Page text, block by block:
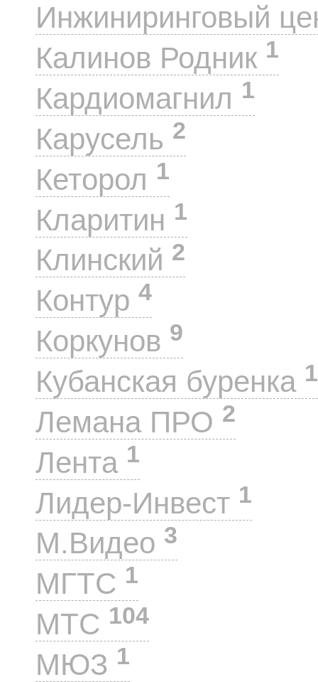
Инжиниринговый
Калинов Родник 1
Кардиомагнил 1
Карусель 2
Кеторол 1
Кларитин 1
Клинский 2
Контур 4
Коркунов 9
Кубанская буренка 1
Лемана ПРО 2
Лента 1
Лидер-Инвест 1
М.Видео 3
МГТС 1
МТС 104
МЮЗ 1